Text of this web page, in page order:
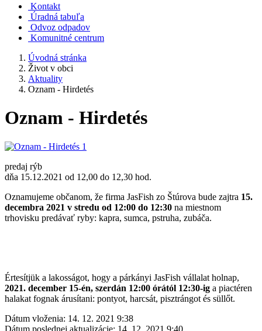
Kontakt
Úradná tabuľa
Odvoz odpadov
Komunitné centrum
Úvodná stránka
Život v obci
Aktuality
Oznam - Hirdetés
Oznam - Hirdetés
predaj rýb
dňa 15.12.2021 od 12,00 do 12,30 hod.
Oznamujeme občanom, že firma JasFish zo Štúrova bude zajtra 15.
decembra 2021 v stredu od 12:00 do 12:30 na miestnom
trhovisku predávať ryby: kapra, sumca, pstruha, zubáča.
Értesítjük a lakosságot, hogy a párkányi JasFish vállalat holnap,
2021. december 15-én, szerdán 12:00 órától 12:30-ig a piactéren
halakat fognak árusítani: pontyot, harcsát, pisztrángot és süllőt.
Dátum vloženia: 14. 12. 2021 9:38
Dátum poslednej aktualizácie: 14. 12. 2021 9:40